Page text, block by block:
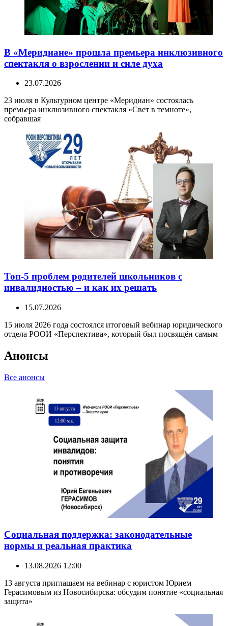
В «Меридиане» прошла премьера инклюзивного
спектакля о взрослении и силе духа
23.07.2026
23 июля в Культурном центре «Меридиан» состоялась
премьера инклюзивного спектакля «Свет в темноте»,
собравшая
Топ-5 проблем родителей школьников с
инвалидностью – и как их решать
15.07.2026
15 июля 2026 года состоялся итоговый вебинар юридического
отдела РООИ «Перспектива», который был посвящён самым
Анонсы
Все анонсы
Социальная поддержка: законодательные
нормы и реальная практика
13.08.2026 12:00
13 августа приглашаем на вебинар с юристом Юрием
Герасимовым из Новосибирска: обсудим понятие «социальная
защита»